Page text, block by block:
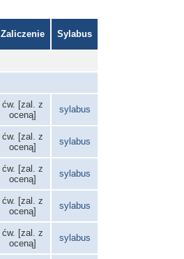
Zaliczenie Sylabus
ćw. [zal. z
oceną]
sylabus
ćw. [zal. z
oceną]
sylabus
ćw. [zal. z
oceną]
sylabus
ćw. [zal. z
oceną]
sylabus
ćw. [zal. z
oceną]
sylabus